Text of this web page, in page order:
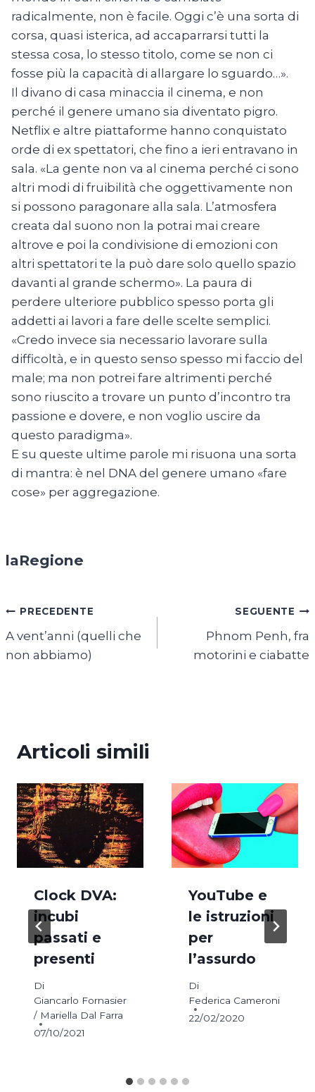
radicalmente, non è facile. Oggi c’è una sorta di
corsa, quasi isterica, ad accaparrarsi tutti la
stessa cosa, lo stesso titolo, come se non ci
fosse più la capacità di allargare lo sguardo…».
Il divano di casa minaccia il cinema, e non
perché il genere umano sia diventato pigro.
Netflix e altre piattaforme hanno conquistato
orde di ex spettatori, che fino a ieri entravano in
sala. «La gente non va al cinema perché ci sono
altri modi di fruibilità che oggettivamente non
si possono paragonare alla sala. L’atmosfera
creata dal suono non la potrai mai creare
altrove e poi la condivisione di emozioni con
altri spettatori te la può dare solo quello spazio
davanti al grande schermo». La paura di
perdere ulteriore pubblico spesso porta gli
addetti ai lavori a fare delle scelte semplici.
«Credo invece sia necessario lavorare sulla
difficoltà, e in questo senso spesso mi faccio del
male; ma non potrei fare altrimenti perché
sono riuscito a trovare un punto d’incontro tra
passione e dovere, e non voglio uscire da
questo paradigma».
E su queste ultime parole mi risuona una sorta
di mantra: è nel DNA del genere umano «fare
cose» per aggregazione.
laRegione
Navigazione
articoli
PRECEDENTE
A vent’anni (quelli che
non abbiamo)
SEGUENTE
Phnom Penh, fra
motorini e ciabatte
Articoli simili
Clock DVA:
incubi
passati e
presenti
Di
Giancarlo Fornasier
/ Mariella Dal Farra
07/10/2021
YouTube e
le istruzioni
per
l’assurdo
Di
Federica Cameroni
22/02/2020